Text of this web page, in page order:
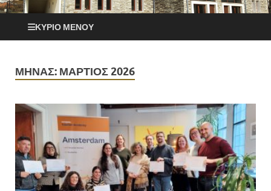
ΚΎΡΙΟ ΜΕΝΟΎ
ΜΉΝΑΣ: ΜΆΡΤΙΟΣ 2026